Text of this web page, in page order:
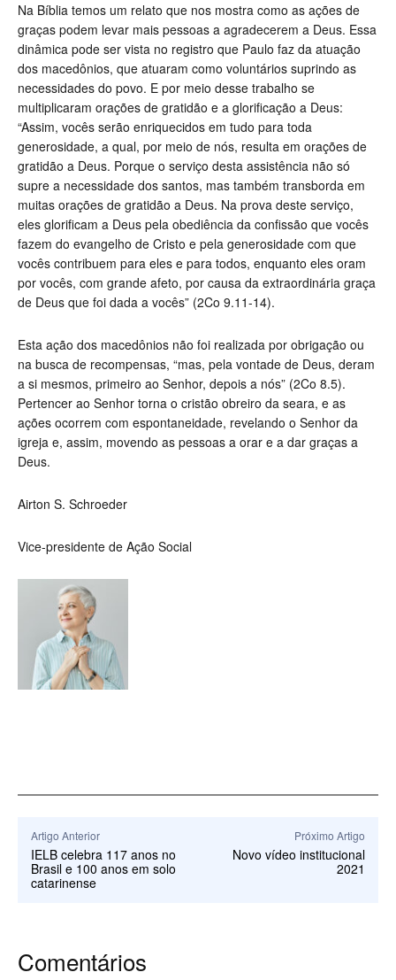
Na Bíblia temos um relato que nos mostra como as ações de
graças podem levar mais pessoas a agradecerem a Deus. Essa
dinâmica pode ser vista no registro que Paulo faz da atuação
dos macedônios, que atuaram como voluntários suprindo as
necessidades do povo. E por meio desse trabalho se
multiplicaram orações de gratidão e a glorificação a Deus:
“Assim, vocês serão enriquecidos em tudo para toda
generosidade, a qual, por meio de nós, resulta em orações de
gratidão a Deus. Porque o serviço desta assistência não só
supre a necessidade dos santos, mas também transborda em
muitas orações de gratidão a Deus. Na prova deste serviço,
eles glorificam a Deus pela obediência da confissão que vocês
fazem do evangelho de Cristo e pela generosidade com que
vocês contribuem para eles e para todos, enquanto eles oram
por vocês, com grande afeto, por causa da extraordinária graça
de Deus que foi dada a vocês” (2Co 9.11-14).
Esta ação dos macedônios não foi realizada por obrigação ou
na busca de recompensas, “mas, pela vontade de Deus, deram
a si mesmos, primeiro ao Senhor, depois a nós” (2Co 8.5).
Pertencer ao Senhor torna o cristão obreiro da seara, e as
ações ocorrem com espontaneidade, revelando o Senhor da
igreja e, assim, movendo as pessoas a orar e a dar graças a
Deus.
Airton S. Schroeder
Vice-presidente de Ação Social
Artigo Anterior
IELB celebra 117 anos no
Brasil e 100 anos em solo
catarinense
Próximo Artigo
Novo vídeo institucional
2021
Comentários